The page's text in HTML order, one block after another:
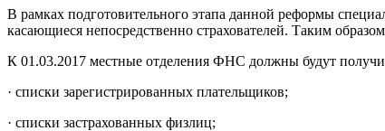
В рамках подготовительного этапа данной реформы
касающиеся непосредственно страхователей. Таким
К 01.03.2017 местные отделения ФНС должны будут
· списки зарегистрированных плательщиков;
· списки застрахованных физлиц;